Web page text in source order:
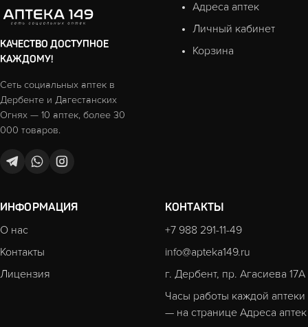
КАЧЕСТВО ДОСТУПНОЕ
КАЖДОМУ!
Сеть социальных аптек в
Дербенте и Дагестанских
Огнях — 10 аптек, более 30
000 товаров.
Адреса аптек
Личный кабинет
Корзина
ИНФОРМАЦИЯ
О нас
Контакты
Лицензия
КОНТАКТЫ
+7 988 291-11-49
info@apteka149.ru
г. Дербент, пр. Агасиева 17А
Часы работы каждой аптеки
— на странице Адреса аптек